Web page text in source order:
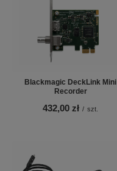
Blackmagic DeckLink Mini
Recorder
432,00 zł / szt.